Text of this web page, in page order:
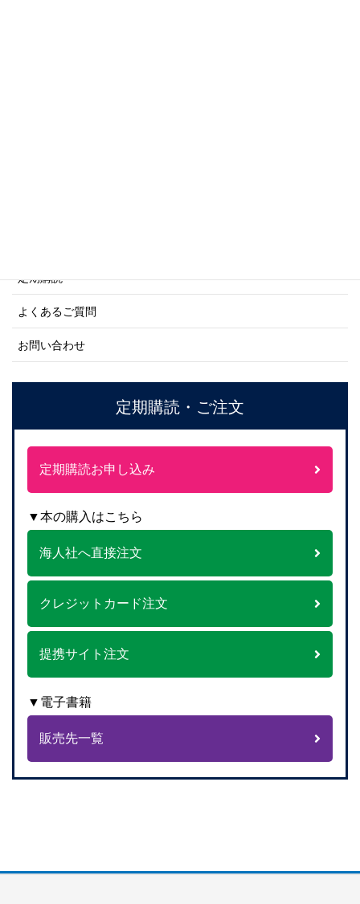
定期購読
よくあるご質問
お問い合わせ
定期購読・ご注文
定期購読お申し込み
▼本の購入はこちら
海人社へ直接注文
クレジットカード注文
提携サイト注文
▼電子書籍
販売先一覧